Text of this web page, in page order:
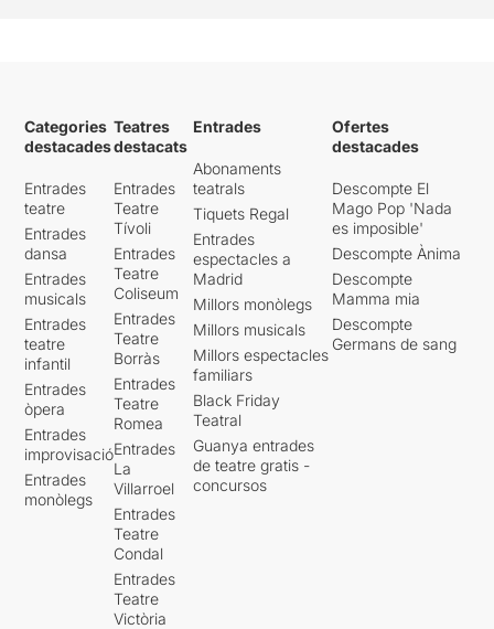
Categories
destacades
Entrades
teatre
Entrades
dansa
Entrades
musicals
Entrades
teatre
infantil
Entrades
òpera
Entrades
improvisació
Entrades
monòlegs
Teatres
destacats
Entrades
Teatre
Tívoli
Entrades
Teatre
Coliseum
Entrades
Teatre
Borràs
Entrades
Teatre
Romea
Entrades
La
Villarroel
Entrades
Teatre
Condal
Entrades
Teatre
Victòria
Entrades
Abonaments
teatrals
Tiquets Regal
Entrades
espectacles a
Madrid
Millors monòlegs
Millors musicals
Millors espectacles
familiars
Black Friday
Teatral
Guanya entrades
de teatre gratis -
concursos
Ofertes
destacades
Descompte El
Mago Pop 'Nada
es imposible'
Descompte Ànima
Descompte
Mamma mia
Descompte
Germans de sang